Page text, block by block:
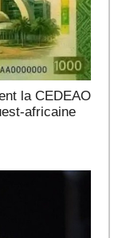
la CEDEAO
africaine